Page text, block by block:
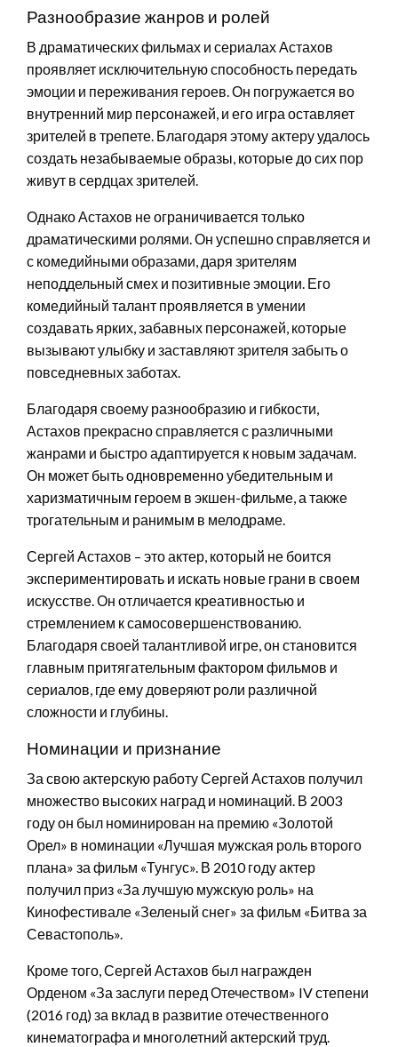
Разнообразие жанров и ролей
В драматических фильмах и сериалах Астахов
проявляет исключительную способность передать
эмоции и переживания героев. Он погружается во
внутренний мир персонажей, и его игра оставляет
зрителей в трепете. Благодаря этому актеру удалось
создать незабываемые образы, которые до сих пор
живут в сердцах зрителей.
Однако Астахов не ограничивается только
драматическими ролями. Он успешно справляется и
с комедийными образами, даря зрителям
неподдельный смех и позитивные эмоции. Его
комедийный талант проявляется в умении
создавать ярких, забавных персонажей, которые
вызывают улыбку и заставляют зрителя забыть о
повседневных заботах.
Благодаря своему разнообразию и гибкости,
Астахов прекрасно справляется с различными
жанрами и быстро адаптируется к новым задачам.
Он может быть одновременно убедительным и
харизматичным героем в экшен-фильме, а также
трогательным и ранимым в мелодраме.
Сергей Астахов – это актер, который не боится
экспериментировать и искать новые грани в своем
искусстве. Он отличается креативностью и
стремлением к самосовершенствованию.
Благодаря своей талантливой игре, он становится
главным притягательным фактором фильмов и
сериалов, где ему доверяют роли различной
сложности и глубины.
Номинации и признание
За свою актерскую работу Сергей Астахов получил
множество высоких наград и номинаций. В 2003
году он был номинирован на премию «Золотой
Орел» в номинации «Лучшая мужская роль второго
плана» за фильм «Тунгус». В 2010 году актер
получил приз «За лучшую мужскую роль» на
Кинофестивале «Зеленый снег» за фильм «Битва за
Севастополь».
Кроме того, Сергей Астахов был награжден
Орденом «За заслуги перед Отечеством» IV степени
(2016 год) за вклад в развитие отечественного
кинематографа и многолетний актерский труд.